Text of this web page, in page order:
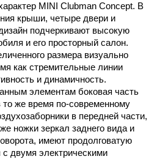
MINI Clubman Concept. В
крыши, четыре двери и
подчеркивают высокую
и его просторный салон.
размера визуально
как стремительные линии
и динамичность.
элементам боковая часть
то же время по-современному
в передней части,
ножки зеркал заднего вида и
имеют продолговатую
двумя электрическими